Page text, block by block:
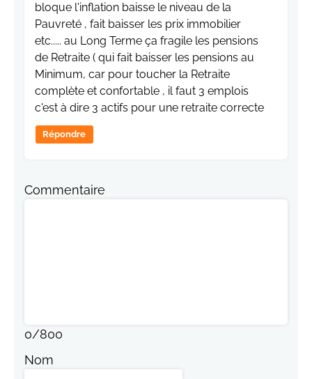
bloque l'inflation baisse le niveau de la
Pauvreté , fait baisser les prix immobilier
etc..... au Long Terme ça fragile les pensions
de Retraite ( qui fait baisser les pensions au
Minimum, car pour toucher la Retraite
complète et confortable , il faut 3 emplois
c'est à dire 3 actifs pour une retraite correcte
Répondre
Commentaire
0/800
Nom